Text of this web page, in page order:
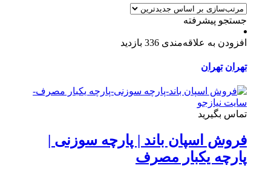
جستجو پیشرفته
افزودن به علاقه‌مندی 336 بازدید
تهران تهران
تماس بگیرید
فروش اسپان باند | پارچه سوزنی |
پارچه یکبار مصرف